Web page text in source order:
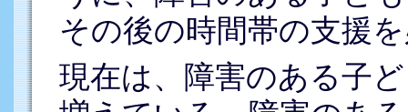
その後の時間帯の支援
現在は、障害のある子